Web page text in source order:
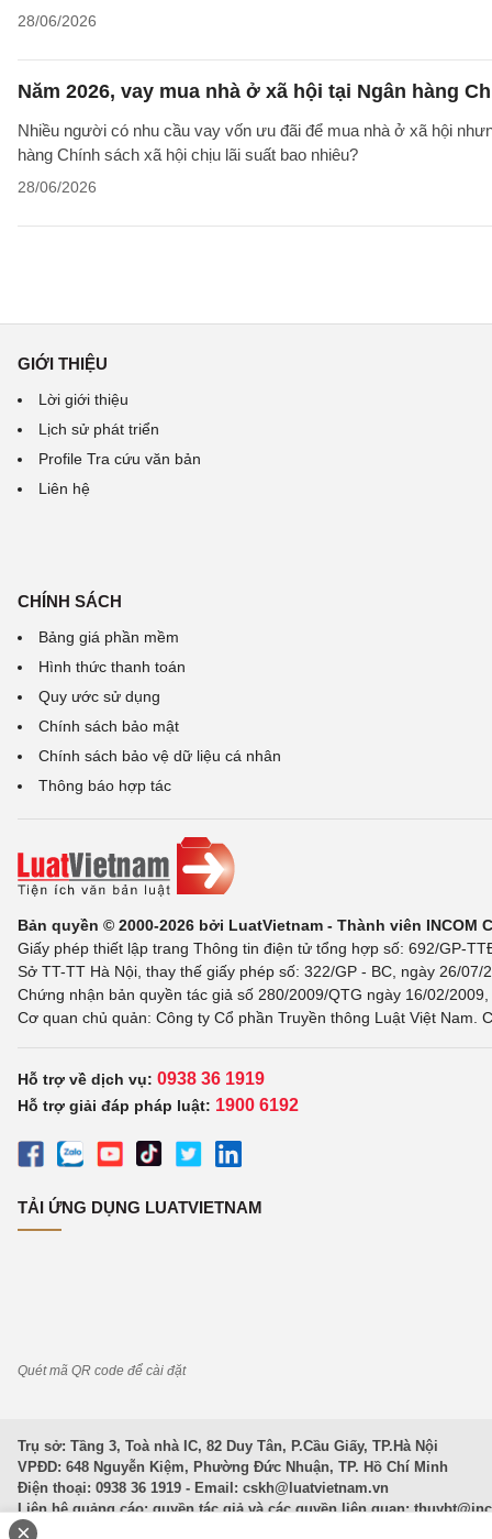
28/06/2026
Năm 2026, vay mua nhà ở xã hội tại Ngân hàng
Nhiều người có nhu cầu vay vốn ưu đãi để mua nhà ở xã hội
hàng Chính sách xã hội chịu lãi suất bao nhiêu?
28/06/2026
GIỚI THIỆU
Lời giới thiệu
Lịch sử phát triển
Profile Tra cứu văn bản
Liên hệ
CHÍNH SÁCH
Bảng giá phần mềm
Hình thức thanh toán
Quy ước sử dụng
Chính sách bảo mật
Chính sách bảo vệ dữ liệu cá nhân
Thông báo hợp tác
Bản quyền © 2000-2026 bởi LuatVietnam - Thành viên INCOM
Giấy phép thiết lập trang Thông tin điện tử tổng hợp số: 692/GP-
Sở TT-TT Hà Nội, thay thế giấy phép số: 322/GP - BC, ngày 26/
Chứng nhận bản quyền tác giả số 280/2009/QTG ngày 16/02/
Cơ quan chủ quản: Công ty Cổ phần Truyền thông Luật Việt Nam.
Hỗ trợ về dịch vụ: 0938 36 1919
Hỗ trợ giải đáp pháp luật: 1900 6192
TẢI ỨNG DỤNG LUATVIETNAM
Quét mã QR code để cài đặt
Trụ sở: Tầng 3, Toà nhà IC, 82 Duy Tân, P.Cầu Giấy, TP.Hà Nội
VPĐD: 648 Nguyễn Kiệm, Phường Đức Nhuận, TP. Hồ Chí Minh
Điện thoại: 0938 36 1919 - Email: cskh@luatvietnam.vn
Liên hệ quảng cáo; quyền tác giả và các quyền liên quan:
×